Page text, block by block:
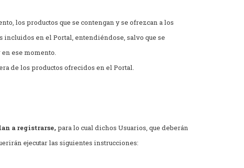
los productos que se contengan y se ofrezcan a los
en el Portal, entendiéndose, salvo que se
ese momento.
de los productos ofrecidos en el Portal.
a registrarse, para lo cual dichos Usuarios, que deberán
ejecutar las siguientes instrucciones: